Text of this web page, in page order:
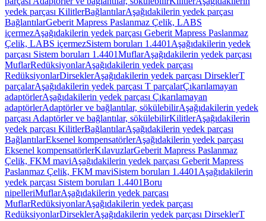
yedek parçası KilitlerBağlantılarAşağıdakilerin yedek parçası
BağlantılarGeberit Mapress Paslanmaz Çelik, LABS
içermezAşağıdakilerin yedek parçası Geberit Mapress Paslanmaz
Çelik, LABS içermezSistem boruları 1.4401 Aşağıdakilerin yedek
parçası Sistem boruları 1.4401MuflarAşağıdakilerin yedek parçası
MuflarRedüksiyonlarAşağıdakilerin yedek parçası
RedüksiyonlarDirseklerAşağıdakilerin yedek parçası DirseklerT
parçalarAşağıdakilerin yedek parçası T parçalarÇıkarılamayan
adaptörlerAşağıdakilerin yedek parçası Çıkarılamayan
adaptörlerAdaptörler ve bağlantılar, sökülebilirAşağıdakilerin yedek
parçası Adaptörler ve bağlantılar, sökülebilirKilitlerAşağıdakilerin
yedek parçası KilitlerBağlantılarAşağıdakilerin yedek parçası
BağlantılarEksenel kompensatörlerAşağıdakilerin yedek parçası
Eksenel kompensatörlerKılavuzlarGeberit Mapress Paslanmaz
Çelik, FKM maviAşağıdakilerin yedek parçası Geberit Mapress
Paslanmaz Çelik, FKM maviSistem boruları 1.4401 Aşağıdakilerin
yedek parçası Sistem boruları 1.4401Boru
nipelleriMuflarAşağıdakilerin yedek parçası
MuflarRedüksiyonlarAşağıdakilerin yedek parçası
RedüksiyonlarDirseklerAşağıdakilerin yedek parçası DirseklerT